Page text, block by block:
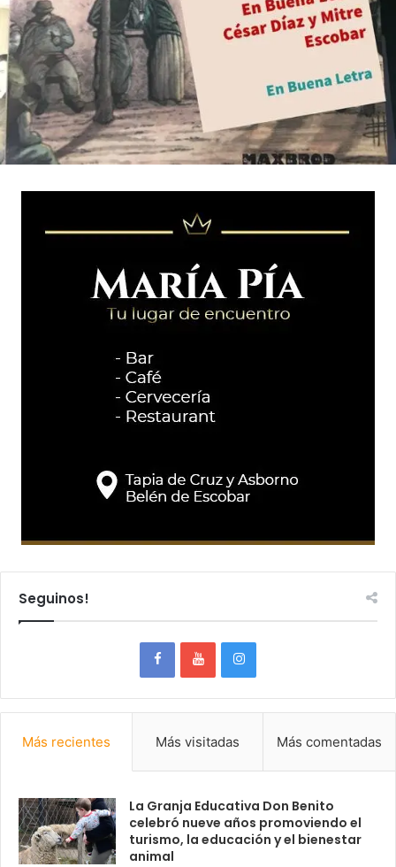
Seguinos!
Más recientes Más visitadas Más comentadas
La Granja Educativa Don Benito
celebró nueve años promoviendo el
turismo, la educación y el bienestar
animal